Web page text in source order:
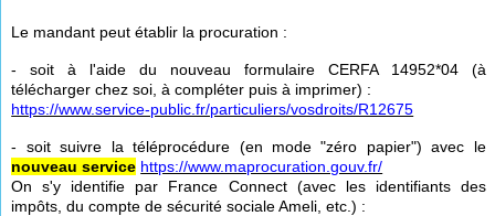
Le mandant peut établir la procuration :
- soit à l'aide du nouveau formulaire CERFA 14952*04 (à
télécharger chez soi, à compléter puis à imprimer) :
https://www.service-public.fr/particuliers/vosdroits/R12675
- soit suivre la téléprocédure (en mode "zéro papier") avec le
nouveau service https://www.maprocuration.gouv.fr/
On s'y identifie par France Connect (avec les identifiants des
impôts, du compte de sécurité sociale Ameli, etc.) :